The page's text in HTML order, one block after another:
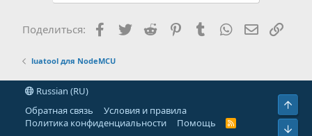
Поделиться: Facebook
TwitterReddit PinterestTumblrWhatsApp
luatool для NodeMCU
Russian (RU)
Обратная связь
Условия и правила
Политика конфиденциальности
Помощь
R